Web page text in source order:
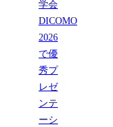
学会
DICOMO
2026
で優
秀プ
レゼ
ンテ
ーシ